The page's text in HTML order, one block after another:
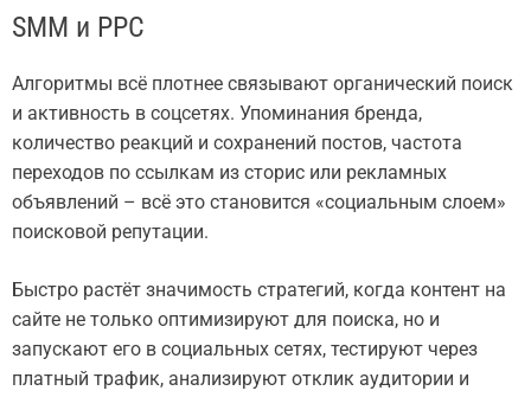
SMM и PPC
Алгоритмы всё плотнее связывают органический поиск
и активность в соцсетях. Упоминания бренда,
количество реакций и сохранений постов, частота
переходов по ссылкам из сторис или рекламных
объявлений – всё это становится «социальным слоем»
поисковой репутации.
Быстро растёт значимость стратегий, когда контент на
сайте не только оптимизируют для поиска, но и
запускают его в социальных сетях, тестируют через
платный трафик, анализируют отклик аудитории и